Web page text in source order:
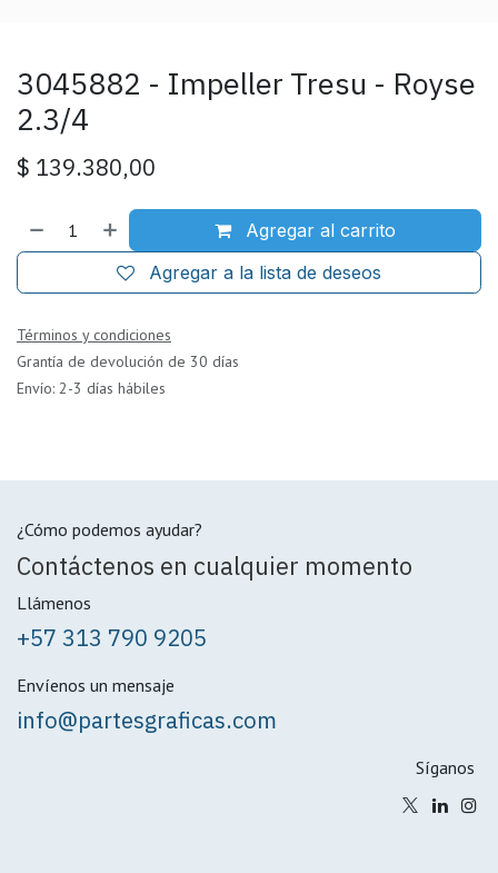
3045882 - Impeller Tresu - Royse
2.3/4
$ 139.380,00
Agregar al carrito
Agregar a la lista de deseos
Términos y condiciones
Grantía de devolución de 30 días
Envío: 2-3 días hábiles
¿Cómo podemos ayudar?
Contáctenos en cualquier momento
Llámenos
+57 313 790 9205
Envíenos un mensaje
info@partesgraficas.com
Síganos